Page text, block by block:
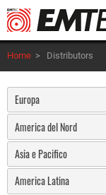
Salta
al
contenuto
principale
Home > Distributors
Europa
America del Nord
Asia e Pacifico
America Latina